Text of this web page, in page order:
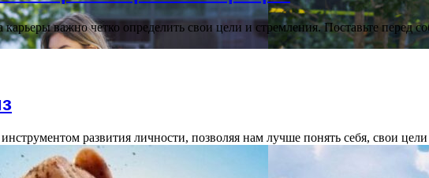
важно четко определить свои цели и стремления. Поставьте перед
развития личности, позволяя нам лучше понять себя, свои